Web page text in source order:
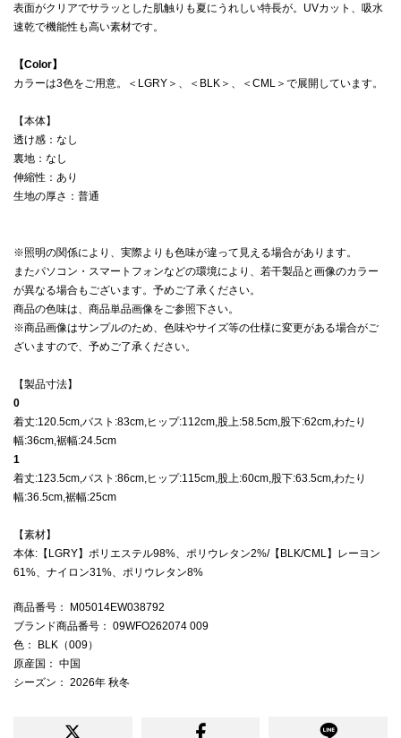
表面がクリアでサラッとした肌触りも夏にうれしい特長が。UVカット、吸水
速乾で機能性も高い素材です。
【Color】
カラーは3色をご用意。＜LGRY＞、＜BLK＞、＜CML＞で展開しています。
【本体】
透け感：なし
裏地：なし
伸縮性：あり
生地の厚さ：普通
※照明の関係により、実際よりも色味が違って見える場合があります。
またパソコン・スマートフォンなどの環境により、若干製品と画像のカラー
が異なる場合もございます。予めご了承ください。
商品の色味は、商品単品画像をご参照下さい。
※商品画像はサンプルのため、色味やサイズ等の仕様に変更がある場合がご
ざいますので、予めご了承ください。
【製品寸法】
0
着丈:120.5cm,バスト:83cm,ヒップ:112cm,股上:58.5cm,股下:62cm,わたり
幅:36cm,裾幅:24.5cm
1
着丈:123.5cm,バスト:86cm,ヒップ:115cm,股上:60cm,股下:63.5cm,わたり
幅:36.5cm,裾幅:25cm
【素材】
本体:【LGRY】ポリエステル98%、ポリウレタン2%/【BLK/CML】レーヨン
61%、ナイロン31%、ポリウレタン8%
商品番号 ： M05014EW038792
ブランド商品番号 ： 09WFO262074 009
色 ： BLK（009）
原産国 ： 中国
シーズン ： 2026年 秋冬